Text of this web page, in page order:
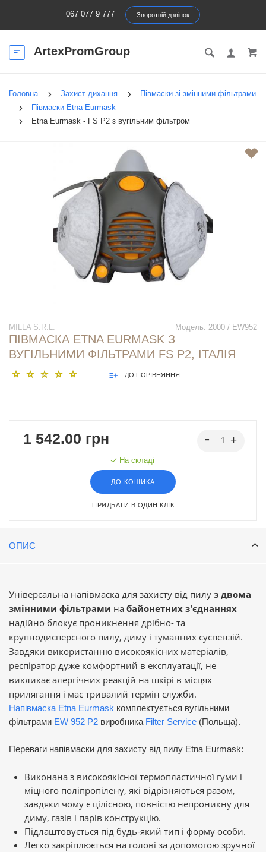
067 077 9 777 Зворотній дзвінок
ArtexPromGroup
Головна Захист дихання
Півмаски зі змінними фільтрами
Півмаски Etna Eurmask
Etna Eurmask - FS Р2 з вугільним фільтром
Модель: 2000 / EW952
MILLA S.R.L.
ПІВМАСКА ETNA EURMASK З
ВУГІЛЬНИМИ ФІЛЬТРАМИ FS Р2, ІТАЛІЯ
ДО ПОРІВНЯННЯ
1 542.00 грн
На складі
ДО КОШИКА
ПРИДБАТИ В ОДИН КЛІК
ОПИС
Універсальна напівмаска для захисту від пилу з двома
змінними фільтрами на байонетних з'єднаннях
надійно блокує проникнення дрібно- та
крупнодисперсного пилу, диму і туманних суспензій.
Завдяки використанню високоякісних матеріалів,
респіратор дуже комфортний в експлуатації, не
викликає алергічних реакцій на шкірі в місцях
прилягання і має тривалий термін служби.
Напівмаска Etna Eurmask комплектується вугільними
фільтрами EW 952 P2 виробника Filter Service (Польща).
Переваги напівмаски для захисту від пилу Etna Eurmask:
Виконана з високоякісної термопластичної гуми і
міцного поліпропілену, які відрізняються разом,
завдяки чому є цілісною, повністю непроникну для
диму, газів і парів конструкцію.
Підлаштовується під будь-який тип і форму особи.
Легко закріплюється на голові за допомогою зручної